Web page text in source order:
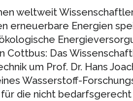
weltweit
erneuerbare Energien
Cottbus: Das
um Prof. Dr. Hans
Wasserstoff-
für die nicht